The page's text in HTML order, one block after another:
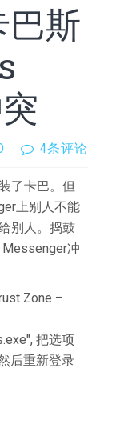
斯
· 4条评论
了卡巴。但
上别人不能
别人。捣鼓
冲
Zone –
把选项
后重新登录